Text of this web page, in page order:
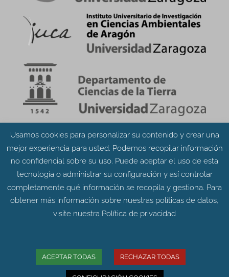
Aviso Legal
Política de Privacidad
Edificio de Geológicas. Pedro Cerbuna 12 - 50009
ZARAGOZA
Usamos cookies para personalizar su contenido y crear una
mejor experiencia para usted. Podemos recopilar información
no confidencial sobre su uso. Puede aceptar el uso de esta
tecnología o administrar su configuración y así controlar
completamente qué información se recopila y gestiona. Para
obtener más información sobre nuestras políticas de datos,
visite nuestra Política de privacidad
ACEPTAR TODAS RECHAZAR TODAS